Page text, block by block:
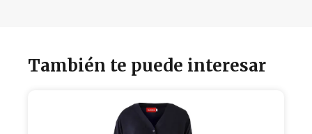
También te puede interesar